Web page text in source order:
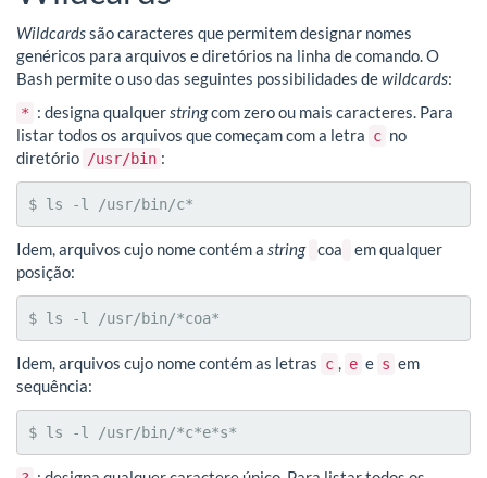
Wildcardssão caracteres que permitem designar nomes
genéricos para arquivos e diretórios na linha de comando. O
Bash permite o uso das seguintes possibilidades dewildcards:
* : designa qualquerstringcom zero ou mais caracteres. Para
listar todos os arquivos que começam com a letra c no
diretório /usr/bin :
$ ls -l /usr/bin/c*
Idem, arquivos cujo nome contém a string coa
em qualquer
posição:
$ ls -l /usr/bin/*coa*
Idem, arquivos cujo nome contém as letras c , e e s em
sequência:
$ ls -l /usr/bin/*c*e*s*